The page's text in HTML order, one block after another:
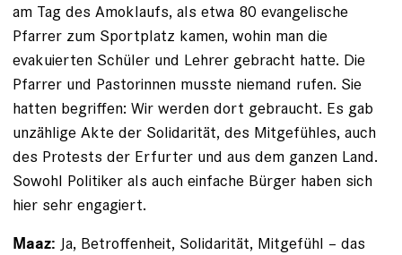
am Tag des Amoklaufs, als etwa 80 evangelische
Pfarrer zum Sportplatz kamen, wohin man die
evakuierten Schüler und Lehrer gebracht hatte. Die
Pfarrer und Pastorinnen musste niemand rufen. Sie
hatten begriffen: Wir werden dort gebraucht. Es gab
unzählige Akte der Solidarität, des Mitgefühles, auch
des Protests der Erfurter und aus dem ganzen Land.
Sowohl Politiker als auch einfache Bürger haben sich
hier sehr engagiert.
Maaz: Ja, Betroffenheit, Solidarität, Mitgefühl – das